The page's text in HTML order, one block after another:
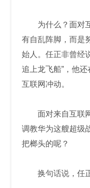
为什么？面对
有自乱阵脚，而是
始人。任正非曾经
追上龙飞船”，他
互联网冲动。
面对来自互联
调教华为这艘超级
把榔头的呢？
换句话说，任